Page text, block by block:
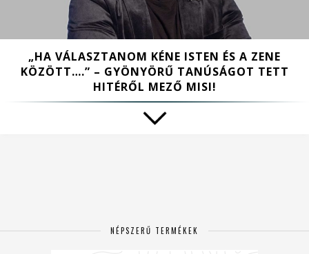
„HA VÁLASZTANOM KÉNE ISTEN ÉS A ZENE
KÖZÖTT….” – GYÖNYÖRŰ TANÚSÁGOT TETT
HITÉRŐL MEZŐ MISI!
NÉPSZERŰ TERMÉKEK